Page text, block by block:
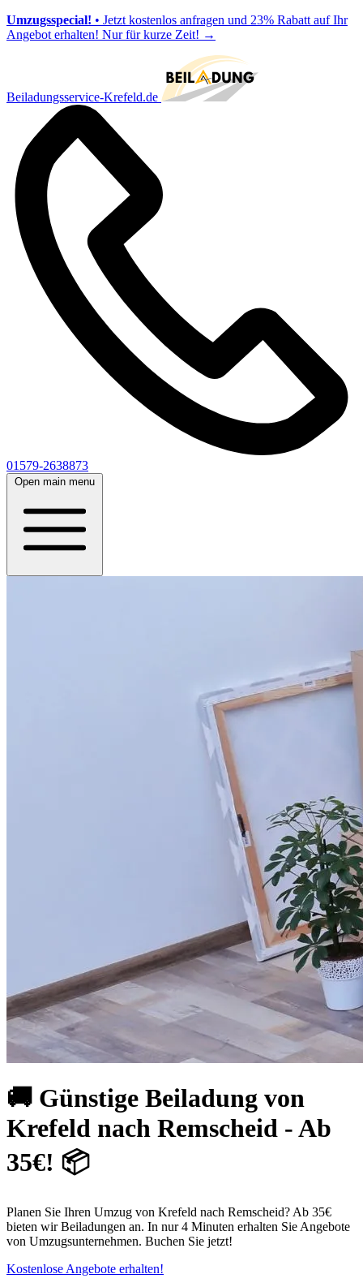
Umzugsspecial! • Jetzt kostenlos anfragen und 23% Rabatt auf Ihr
Angebot erhalten! Nur für kurze Zeit! →
Beiladungsservice-Krefeld.de
01579-2638873
Open main menu
🚚 Günstige Beiladung von
Krefeld nach Remscheid - Ab
35€! 📦
Planen Sie Ihren Umzug von Krefeld nach Remscheid? Ab 35€
bieten wir Beiladungen an. In nur 4 Minuten erhalten Sie Angebote
von Umzugsunternehmen. Buchen Sie jetzt!
Kostenlose Angebote erhalten!